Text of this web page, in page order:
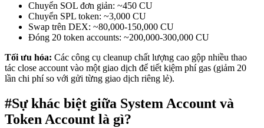
Chuyển SOL đơn giản: ~450 CU
Chuyển SPL token: ~3,000 CU
Swap trên DEX: ~80,000-150,000 CU
Đóng 20 token accounts: ~200,000-300,000 CU
Tối ưu hóa: Các công cụ cleanup chất lượng cao gộp nhiều thao
tác close account vào một giao dịch để tiết kiệm phí gas (giảm 20
lần chi phí so với gửi từng giao dịch riêng lẻ).
#Sự khác biệt giữa System Account và
Token Account là gì?